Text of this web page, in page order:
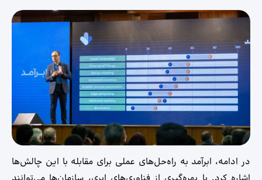
در ادامه، ابرآمد به راه‌حل‌های عملی برای مقابله با این چالش‌ها